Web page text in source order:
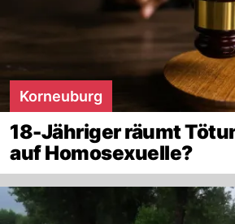
Korneuburg
18-Jähriger räumt
auf Homosexuelle?